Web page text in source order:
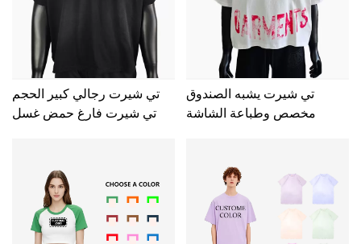
تي شيرت رجالي كبير الحجم
تي شيرت فارغ حمض غسل
المتعثرة بلايز خمر للرجال
تي شيرت يشبه الصندوق
مخصص وطباعة الشاشة